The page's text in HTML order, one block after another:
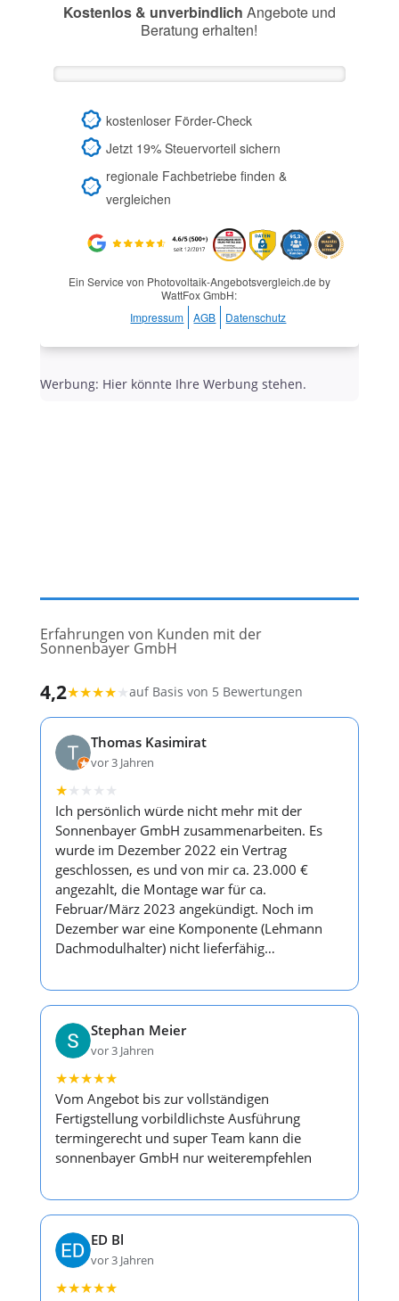
Kostenlos & unverbindlich Angebote und
Beratung erhalten!
kostenloser Förder-Check
Jetzt 19% Steuervorteil sichern
regionale Fachbetriebe finden &
vergleichen
Ein Service von Photovoltaik-Angebotsvergleich.de by
WattFox GmbH:
Impressum
AGB Datenschutz
Werbung: Hier könnte Ihre Werbung stehen.
Erfahrungen von Kunden mit der
Sonnenbayer GmbH
4,2★★★★★auf Basis von 5 Bewertungen
Thomas Kasimirat
vor 3 Jahren
★★ ★ ★ ★
Ich persönlich würde nicht mehr mit der
Sonnenbayer GmbH zusammenarbeiten. Es
wurde im Dezember 2022 ein Vertrag
geschlossen, es und von mir ca. 23.000 €
angezahlt, die Montage war für ca.
Februar/März 2023 angekündigt. Noch im
Dezember war eine Komponente (Lehmann
Dachmodulhalter) nicht lieferfähig…
Stephan Meier
vor 3 Jahren
★★★★★
Vom Angebot bis zur vollständigen
Fertigstellung vorbildlichste Ausführung
termingerecht und super Team kann die
sonnenbayer GmbH nur weiterempfehlen
ED Bl
vor 3 Jahren
★★★★★